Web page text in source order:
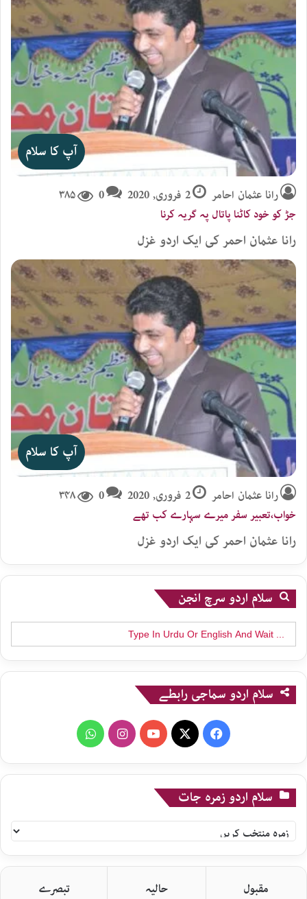
آپ کا سلام
رانا عثمان احامر 2 فروری, 2020 0 ۳۸۵
جڑ کو خود کاٹنا پاتال پہ گریہ کرنا
رانا عثمان احمر کی ایک اردو غزل
آپ کا سلام
رانا عثمان احامر 2 فروری, 2020 0 ۳۴۸
خواب،تعبیر سفر میرے سہارے کب تھے
رانا عثمان احمر کی ایک اردو غزل
سلام اردو سرچ انجن
Search
for:
سلام اردو سماجی رابطے
Facebook
YouTube
Instagram
WhatsApp
سلام اردو زمرہ جات
سلام
اردو
زمرہ
جات
مقبول حالیہ تبصرے